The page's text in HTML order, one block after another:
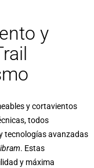
y
y cortavientos
todos
tecnologías avanzadas
. Estas
y máxima